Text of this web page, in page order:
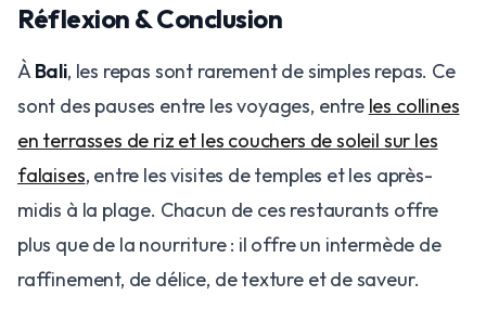
Réflexion & Conclusion
À Bali, les repas sont rarement de simples repas. Ce
sont des pauses entre les voyages, entre les collines
en terrasses de riz et les couchers de soleil sur les
falaises, entre les visites de temples et les après-
midis à la plage. Chacun de ces restaurants offre
plus que de la nourriture : il offre un intermède de
raffinement, de délice, de texture et de saveur.